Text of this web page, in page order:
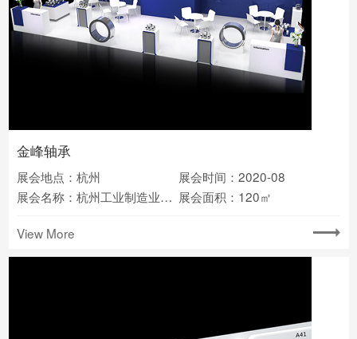
金峰轴承
展会地点：杭州
展会时间：2020-08
展会名称：杭州工业制造业博览会 展会面积：120㎡
View More